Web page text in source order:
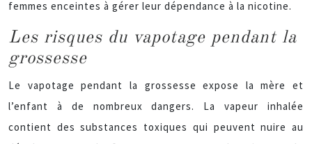
femmes enceintes à gérer leur dépendance à la nicotine.
Les risques du vapotage pendant la
grossesse
Le vapotage pendant la grossesse expose la mère et
l’enfant à de nombreux dangers. La vapeur inhalée
contient des substances toxiques qui peuvent nuire au